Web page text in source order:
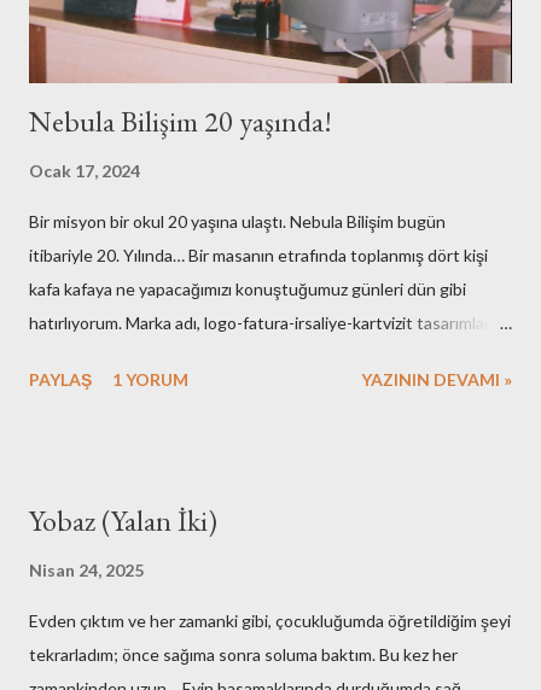
Nebula Bilişim 20 yaşında!
Ocak 17, 2024
Bir misyon bir okul 20 yaşına ulaştı. Nebula Bilişim bugün
itibariyle 20. Yılında… Bir masanın etrafında toplanmış dört kişi
kafa kafaya ne yapacağımızı konuştuğumuz günleri dün gibi
hatırlıyorum. Marka adı, logo-fatura-irsaliye-kartvizit tasarımları,
gerekli resmi hazırlıklar. Neredeyse tüm işlemleri kendimiz yaptık.
taşıyışım ve aylarca onları kullandığımız hala hatırımda. Mesela
adam etmek için az çaba sarf etmedik. Mutfak gereçlerimizi temiz
tutmak için yaptıklarımızı kime anlatsam inanmaz! Aşağıdaki
PAYLAŞ 1 YORUM YAZININ DEVAMI »
Yobaz (Yalan İki)
Nisan 24, 2025
Evden çıktım ve her zamanki gibi, çocukluğumda öğretildiğim şeyi
tekrarladım; önce sağıma sonra soluma baktım. Bu kez her